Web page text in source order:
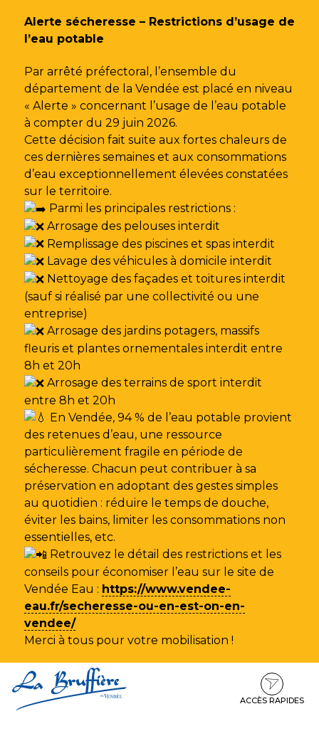
Alerte sécheresse – Restrictions d’usage de
l’eau potable
Par arrêté préfectoral, l’ensemble du
département de la Vendée est placé en niveau
« Alerte » concernant l’usage de l’eau potable
à compter du 29 juin 2026.
Cette décision fait suite aux fortes chaleurs de
ces dernières semaines et aux consommations
d’eau exceptionnellement élevées constatées
sur le territoire.
Parmi les principales restrictions :
Arrosage des pelouses interdit
Remplissage des piscines et spas interdit
Lavage des véhicules à domicile interdit
Nettoyage des façades et toitures interdit
(sauf si réalisé par une collectivité ou une
entreprise)
Arrosage des jardins potagers, massifs
fleuris et plantes ornementales interdit entre
8h et 20h
Arrosage des terrains de sport interdit
entre 8h et 20h
En Vendée, 94 % de l’eau potable provient
des retenues d’eau, une ressource
particulièrement fragile en période de
sécheresse. Chacun peut contribuer à sa
préservation en adoptant des gestes simples
au quotidien : réduire le temps de douche,
éviter les bains, limiter les consommations non
essentielles, etc.
Retrouvez le détail des restrictions et les
conseils pour économiser l’eau sur le site de
Vendée Eau : https://www.vendee-
eau.fr/secheresse-ou-en-est-on-en-
vendee/
Merci à tous pour votre mobilisation !
au
contenu
au
ACCÈS RAPIDES